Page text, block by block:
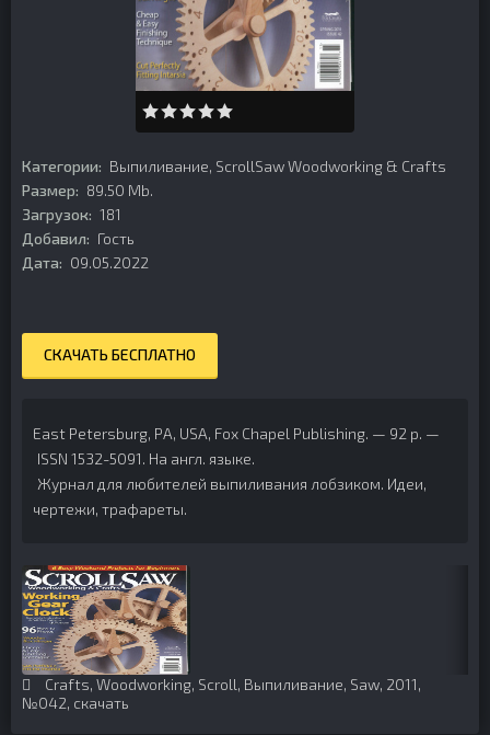
Категории: Выпиливание, ScrollSaw Woodworking & Crafts
Размер: 89.50 Mb.
Загрузок: 181
Добавил: Гость
Дата: 09.05.2022
СКАЧАТЬ БЕСПЛАТНО
East Petersburg, PA, USA, Fox Chapel Publishing. — 92 p. —
ISSN 1532-5091. На англ. языке.
Журнал для любителей выпиливания лобзиком. Идеи,
чертежи, трафареты.
Crafts, Woodworking, Scroll, Выпиливание, Saw, 2011,
№042, скачать